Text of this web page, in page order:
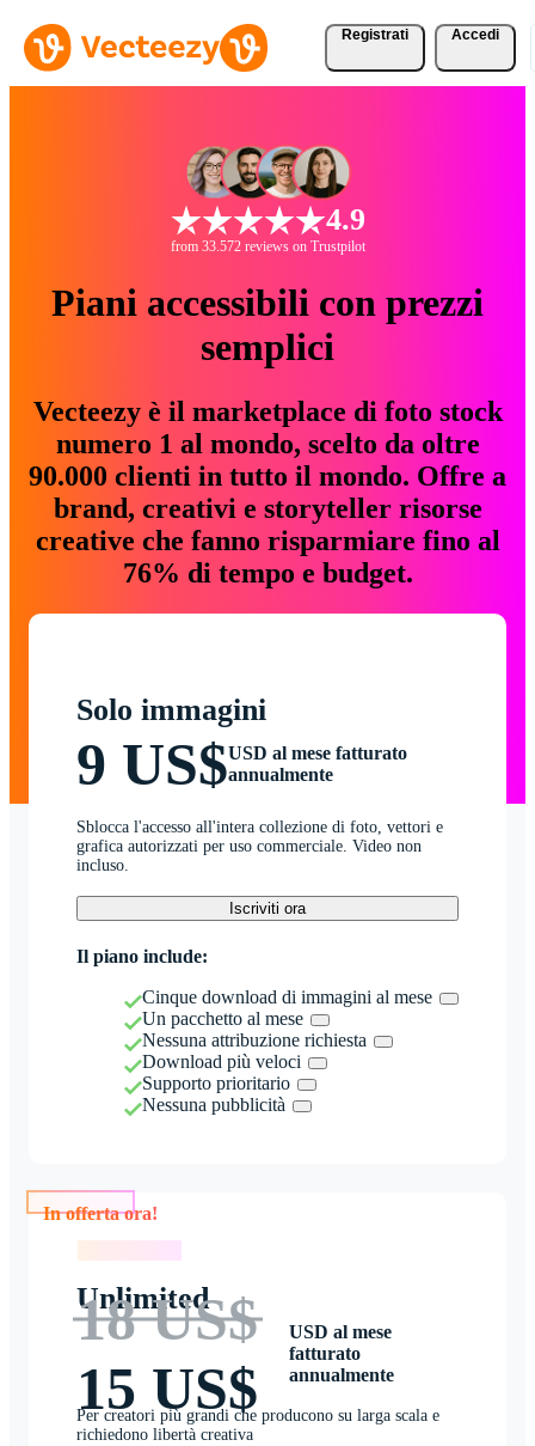
Registrati Accedi
4.9
from 33.572 reviews on Trustpilot
Piani accessibili con prezzi
semplici
Vecteezy è il marketplace di foto stock
numero 1 al mondo, scelto da oltre
90.000 clienti in tutto il mondo. Offre a
brand, creativi e storyteller risorse
creative che fanno risparmiare fino al
76% di tempo e budget.
Solo immagini
9 US$USD al mese fatturato
annualmente
Sblocca l'accesso all'intera collezione di foto, vettori e
grafica autorizzati per uso commerciale. Video non
incluso.
Iscriviti ora
Il piano include:
Cinque download di immagini al mese
Un pacchetto al mese
Nessuna attribuzione richiesta
Download più veloci
Supporto prioritario
Nessuna pubblicità
Unlimited
18 US$
15 US$
USD al mese
fatturato
annualmente
Per creatori più grandi che producono su larga scala e
richiedono libertà creativa